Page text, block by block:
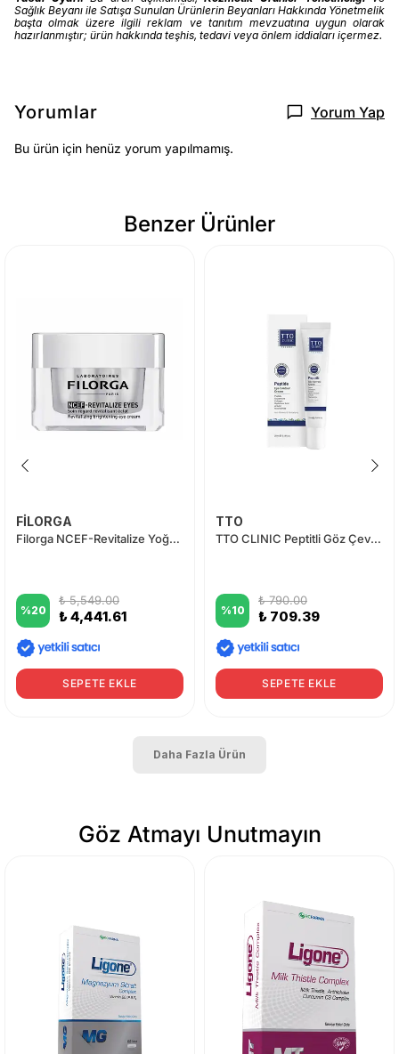
Sağlık Beyanı ile Satışa Sunulan Ürünlerin Beyanları Hakkında Yönetmelik
başta olmak üzere ilgili reklam ve tanıtım mevzuatına uygun olarak
hazırlanmıştır; ürün hakkında teşhis, tedavi veya önlem iddiaları içermez.
Yorumlar Yorum Yap
Bu ürün için henüz yorum yapılmamış.
Benzer Ürünler
FİLORGA
Filorga NCEF-Revitalize Yoğun Canlandırıcı ve Aydınlatıcı Göz Bakım Kremi 15 ml
%20
₺ 5,549.00
₺ 4,441.61
SEPETE EKLE
TTO
TTO CLINIC Peptitli Göz Çevresi Kremi 20 ml
%10
₺ 790.00
₺ 709.39
SEPETE EKLE
Daha Fazla Ürün
Göz Atmayı Unutmayın